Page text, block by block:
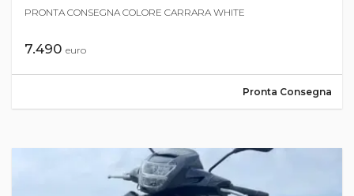
PRONTA CONSEGNA COLORE CARRARA WHITE
7.490 euro
Pronta Consegna